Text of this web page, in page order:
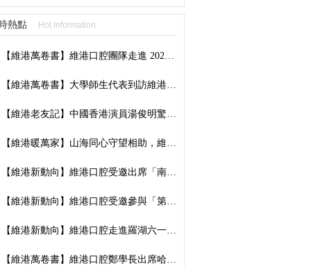
熱點 Hot Information
【維港萬卷書】維港口腔團隊走進 2026 香港書展：以閱讀拓視野，以學習築專業
【維港萬卷書】大學師生代表到訪維港口腔參觀交流，深化校企合作共促口腔醫學發展
【維港老友記】中國香港演員湯俊明驚喜現身維港口腔羅湖國貿院，擔任「明星一日店長」
【維港暖萬家】山海同心守望相助，維港口腔向廣西捐資數萬元傳遞溫暖善意
【維港新動向】維港口腔受邀出席「南湖100」品牌發佈會，榮獲南湖街道突出貢獻企業殊榮
【維港新動向】維港口腔受邀參與「第五屆香港潮州節」，推廣僑批文化，共促潮港交流
【維港新動向】維港口腔走進羅湖六一遊園會｜義診送關懷，守護小朋友牙齒健康
【維港萬卷書】維港口腔鄭學長出席哈工大「AI 時代下的灣區新航線」商學思享交流會